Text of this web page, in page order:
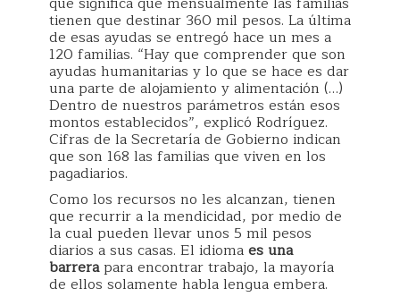
tienen que destinar 360 mil pesos. La última
de esas ayudas se entregó hace un mes a
120 familias. “Hay que comprender que son
ayudas humanitarias y lo que se hace es dar
una parte de alojamiento y alimentación (…)
Dentro de nuestros parámetros están esos
montos establecidos”, explicó Rodríguez.
Cifras de la Secretaría de Gobierno indican
que son 168 las familias que viven en los
pagadiarios.
Como los recursos no les alcanzan, tienen
que recurrir a la mendicidad, por medio de
la cual pueden llevar unos 5 mil pesos
diarios a sus casas. El idiomaes una
barrerapara encontrar trabajo, la mayoría
de ellos solamente habla lengua embera.